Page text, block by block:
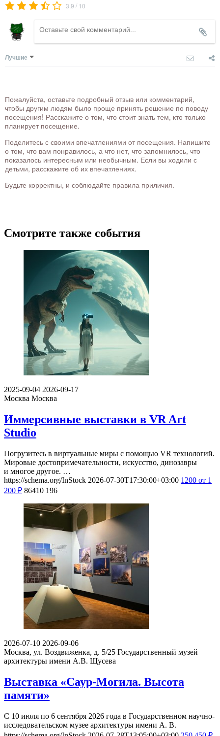
3.9 / 10
Лучшие
Пожалуйста, оставьте подробный отзыв или комментарий,
чтобы другим людям было проще принять решение по поводу
посещения! Расскажите о том, что стоит знать тем, кто только
планирует посещение.
Поделитесь с своими впечатлениями от посещения. Напишите
о том, что вам понравилось, а что нет, что запомнилось, что
показалось интересным или необычным. Если вы ходили с
детьми, расскажите об их впечатлениях.
Будьте корректны, и соблюдайте правила приличия.
Смотрите также события
2025-09-04 2026-09-17
Москва Москва
Иммерсивные выставки в VR Art
Studio
Погрузитесь в виртуальные миры с помощью VR технологий.
Мировые достопримечательности, искусство, динозавры
и многое другое. …
https://schema.org/InStock 2026-07-30T17:30:00+03:00 1200 от 1
200 ₽ 86410 196
2026-07-10 2026-09-06
Москва, ул. Воздвиженка, д. 5/25 Государственный музей
архитектуры имени А.В. Щусева
Выставка «Саур-Могила. Высота
памяти»
С 10 июля по 6 сентября 2026 года в Государственном научно-
исследовательском музее архитектуры имени А. В.